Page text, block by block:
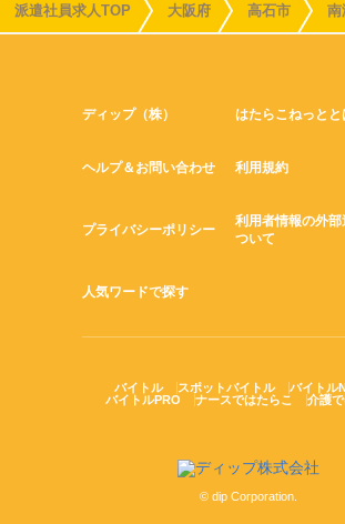
派遣社員求人TOP 大阪府 高石市 南
ディップ（株） はたらこねっとと
ヘルプ＆お問い合わせ 利用規約
プライバシーポリシー
利用者情報の外部
ついて
人気ワードで探す
バイトル スポットバイトル
バイトル
バイトルPRO
ナースではたらこ 介護
© dip Corporation.